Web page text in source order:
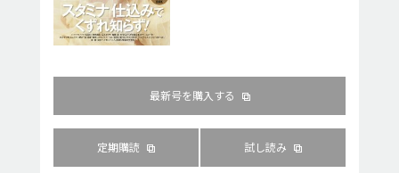
最新号を購入する
定期購読 試し読み